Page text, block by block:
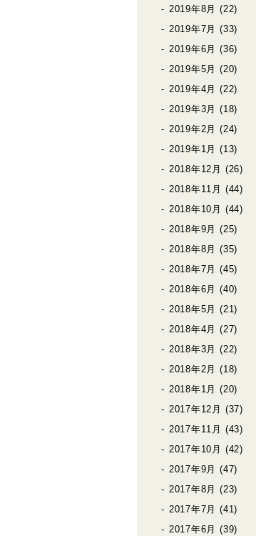
2019年8月 (22)
2019年7月 (33)
2019年6月 (36)
2019年5月 (20)
2019年4月 (22)
2019年3月 (18)
2019年2月 (24)
2019年1月 (13)
2018年12月 (26)
2018年11月 (44)
2018年10月 (44)
2018年9月 (25)
2018年8月 (35)
2018年7月 (45)
2018年6月 (40)
2018年5月 (21)
2018年4月 (27)
2018年3月 (22)
2018年2月 (18)
2018年1月 (20)
2017年12月 (37)
2017年11月 (43)
2017年10月 (42)
2017年9月 (47)
2017年8月 (23)
2017年7月 (41)
2017年6月 (39)